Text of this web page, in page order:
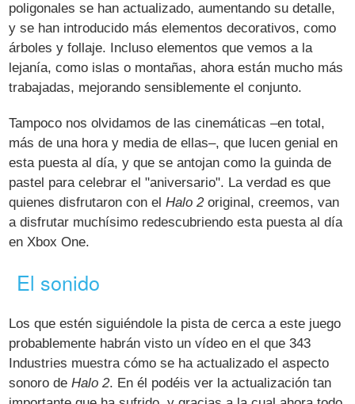
poligonales se han actualizado, aumentando su detalle,
y se han introducido más elementos decorativos, como
árboles y follaje. Incluso elementos que vemos a la
lejanía, como islas o montañas, ahora están mucho más
trabajadas, mejorando sensiblemente el conjunto.
Tampoco nos olvidamos de las cinemáticas –en total,
más de una hora y media de ellas–, que lucen genial en
esta puesta al día, y que se antojan como la guinda de
pastel para celebrar el "aniversario". La verdad es que
quienes disfrutaron con elHalo 2original, creemos, van
a disfrutar muchísimo redescubriendo esta puesta al día
en Xbox One.
El sonido
Los que estén siguiéndole la pista de cerca a este juego
probablemente habrán visto un vídeo en el que 343
Industries muestra cómo se ha actualizado el aspecto
sonoro deHalo 2. En él podéis ver la actualización tan